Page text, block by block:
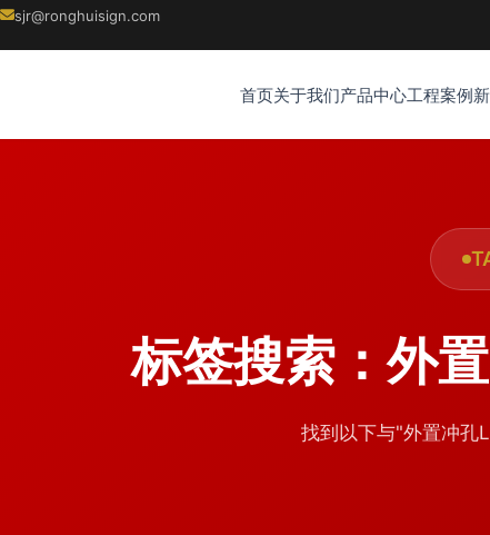
sjr@ronghuisign.com
首页关于我们产品中心工程案例
标签搜索：外
找到以下与"外置冲孔